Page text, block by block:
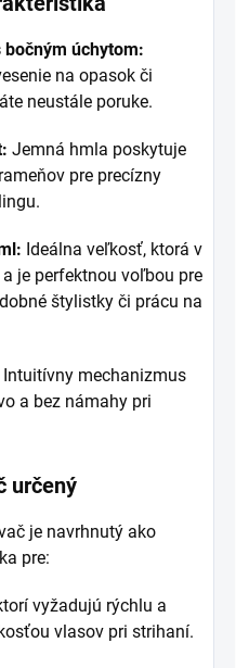
úchytom:
na opasok či
neustále poruke.
Jemná hmla poskytuje
pre precízny
Ideálna veľkosť, ktorá v
je perfektnou voľbou pre
štylistky či prácu na
Intuitívny mechanizmus
a bez námahy pri
určený
je navrhnutý ako
pre:
vyžadujú rýchlu a
vlasov pri strihaní.